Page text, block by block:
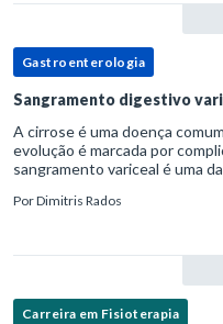
Gastroenterologia
Sangramento digestivo
A cirrose é uma doença
evolução é marcada por
sangramento variceal é uma
hipertensão port
PorDimitris Rados
Carreira em Fisioterapia